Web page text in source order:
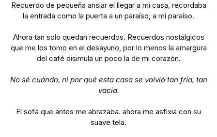
Recuerdo de pequeña ansiar el llegar a mi casa, recordaba
la entrada como la puerta a un paraíso, a mí paraíso.
Ahora tan solo quedan recuerdos. Recuerdos nostálgicos
que me los tomo en el desayuno, por lo menos la amargura
del café disimula un poco la de mi corazón.
No sé cuándo, ni por qué esta casa se volvió tan fría, tan
vacía.
El sofá que antes me abrazaba. ahora me asfixia con su
suave tela.